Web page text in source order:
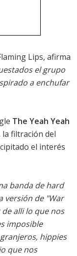
Lips, afirma
el grupo
a enchufar
The Yeah Yeah
filtración del
el interés
banda de hard
versión de "War
alli lo que nos
imposible
hippies
que nos